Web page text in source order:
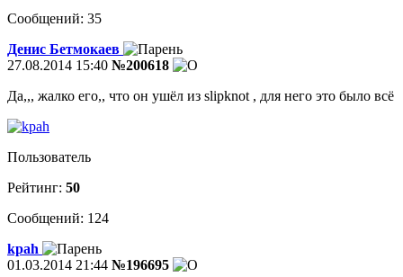
Сообщений: 35
Денис Бетмокаев
27.08.2014 15:40 №200618
Да,,, жалко его,, что он ушёл из slipknot , для него это было всё
Пользователь
Рейтинг: 50
Сообщений: 124
kpah
01.03.2014 21:44 №196695